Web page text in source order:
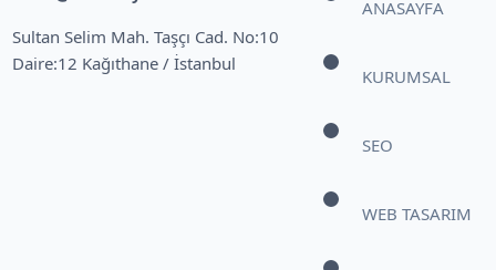
Sultan Selim Mah. Taşçı Cad. No:10
Daire:12 Kağıthane / İstanbul
ANASAYFA
KURUMSAL
SEO
WEB TASARIM